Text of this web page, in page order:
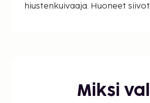
hiustenkuivaaja. Huoneet
Punta Di Raffe - 13,7 km / 8,5
Punta Di Capezzolo - 14,7 km /
Miksi